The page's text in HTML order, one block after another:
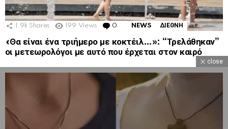
1.9k Shares 199 Views 0 Comments
NEWS ΔΙΕΘΝΗ
«Θα είναι ένα τριήμερο με κοκτέιλ…»: “Τρελάθηκαν”
οι μετεωρολόγοι με αυτό που έρχεται στον καιρό
close